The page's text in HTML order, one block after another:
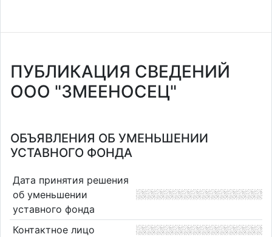
ПУБЛИКАЦИЯ СВЕДЕНИЙ
ООО "ЗМЕЕНОСЕЦ"
ОБЪЯВЛЕНИЯ ОБ УМЕНЬШЕНИИ
УСТАВНОГО ФОНДА
Дата принятия решения
об уменьшении
уставного фонда
Контактное лицо